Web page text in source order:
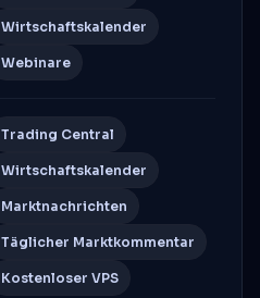
Wirtschaftskalender
Webinare
Trading Central
Wirtschaftskalender
Marktnachrichten
Täglicher Marktkommentar
Kostenloser VPS